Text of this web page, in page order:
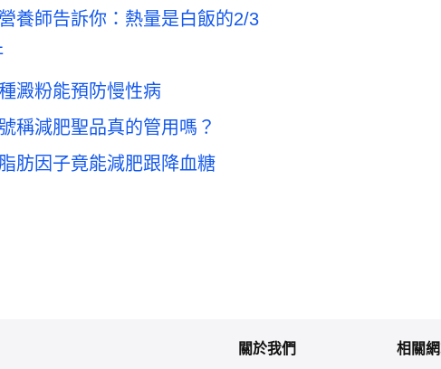
養師告訴你：熱量是白飯的2/3
澱粉能預防慢性病
稱減肥聖品真的管用嗎？
肪因子竟能減肥跟降血糖
關於我們 相關